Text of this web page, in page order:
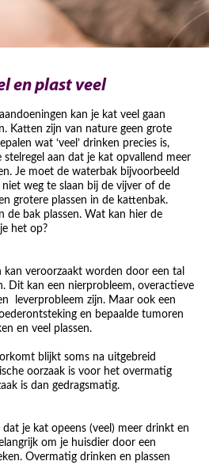
en plast veel
kan je kat veel gaan
Katten zijn van nature geen grote
wat ‘veel’ drinken precies is,
aan dat je kat opvallend meer
Je moet de waterbak bijvoorbeeld
weg te slaan bij de vijver of de
grotere plassen in de kattenbak.
de bak plassen. Wat kan hier de
het op?
kan veroorzaakt worden door een tal
Dit kan een nierprobleem, overactieve
leverprobleem zijn. Maar ook een
en bepaalde tumoren
en veel plassen.
blijkt soms na uitgebreid
oorzaak is voor het overmatig
is dan gedragsmatig.
je kat opeens (veel) meer drinkt en
om je huisdier door een
Overmatig drinken en plassen